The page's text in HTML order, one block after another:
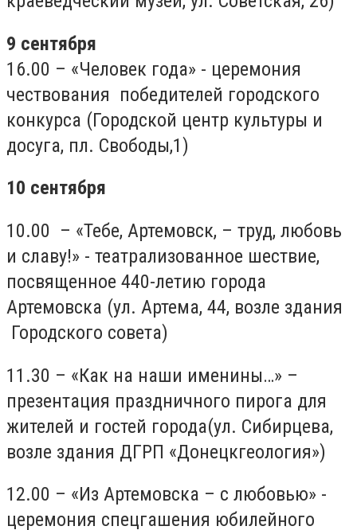
9 сентября
16.00 – «Человек года» - церемония
чествования победителей городского
конкурса (Городской центр культуры и
досуга, пл. Свободы,1)
10 сентября
10.00 – «Тебе, Артемовск, – труд, любовь
и славу!» - театрализованное шествие,
посвященное 440-летию города
Артемовска (ул. Артема, 44, возле здания
Городского совета)
11.30 – «Как на наши именины…» –
презентация праздничного пирога для
жителей и гостей города(ул. Сибирцева,
возле здания ДГРП «Донецкгеология»)
12.00 – «Из Артемовска – с любовью» -
церемония спецгашения юбилейного